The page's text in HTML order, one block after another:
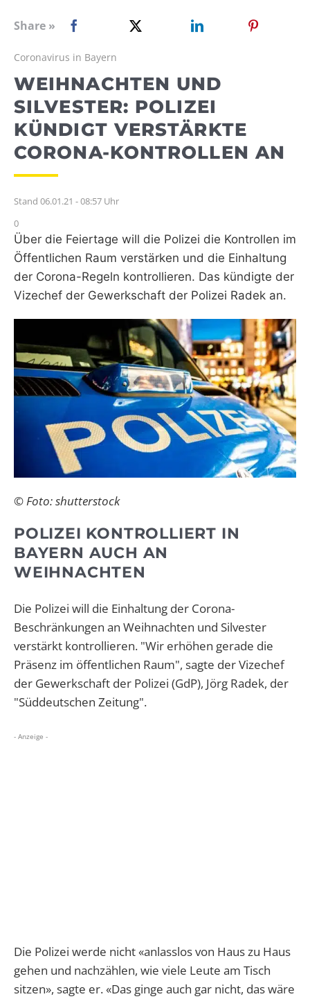
WEBRADIO
Share »
Coronavirus in Bayern
WEIHNACHTEN UND
SILVESTER: POLIZEI
KÜNDIGT VERSTÄRKTE
CORONA-KONTROLLEN AN
Stand 06.01.21 - 08:57 Uhr
0
Über die Feiertage will die Polizei die Kontrollen im
Öffentlichen Raum verstärken und die Einhaltung
der Corona-Regeln kontrollieren. Das kündigte der
Vizechef der Gewerkschaft der Polizei Radek an.
© Foto: shutterstock
POLIZEI KONTROLLIERT IN
BAYERN AUCH AN
WEIHNACHTEN
Die Polizei will die Einhaltung der Corona-
Beschränkungen an Weihnachten und Silvester
verstärkt kontrollieren. "Wir erhöhen gerade die
Präsenz im öffentlichen Raum", sagte der Vizechef
der Gewerkschaft der Polizei (GdP), Jörg Radek, der
"Süddeutschen Zeitung".
- Anzeige -
Die Polizei werde nicht «anlasslos von Haus zu Haus
gehen und nachzählen, wie viele Leute am Tisch
sitzen», sagte er. «Das ginge auch gar nicht, das wäre